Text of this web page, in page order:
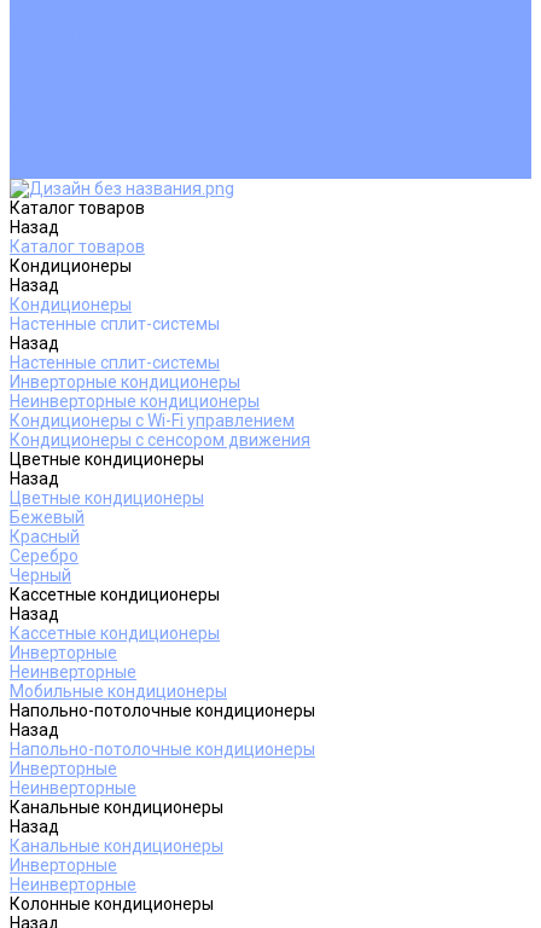
Каталог товаров
Назад
Каталог товаров
Кондиционеры
Назад
Кондиционеры
Настенные сплит-системы
Назад
Настенные сплит-системы
Инверторные кондиционеры
Неинверторные кондиционеры
Кондиционеры с Wi-Fi управлением
Кондиционеры с сенсором движения
Цветные кондиционеры
Назад
Цветные кондиционеры
Бежевый
Красный
Серебро
Черный
Кассетные кондиционеры
Назад
Кассетные кондиционеры
Инверторные
Неинверторные
Мобильные кондиционеры
Напольно-потолочные кондиционеры
Назад
Напольно-потолочные кондиционеры
Инверторные
Неинверторные
Канальные кондиционеры
Назад
Канальные кондиционеры
Инверторные
Неинверторные
Колонные кондиционеры
Назад